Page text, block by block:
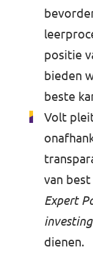
positie
bieden
beste
Volt
van
Expert
dienen.